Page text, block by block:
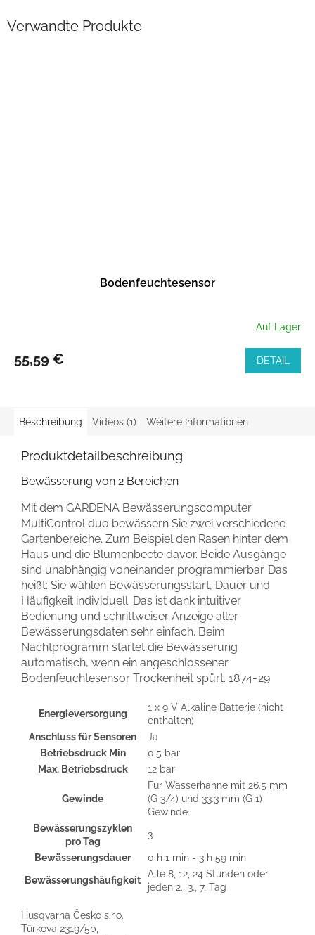
Verwandte Produkte
Bodenfeuchtesensor
Auf Lager
55,59 € DETAIL
Beschreibung Videos (1) Weitere Informationen
Produktdetailbeschreibung
Bewässerung von 2 Bereichen
Mit dem GARDENA Bewässerungscomputer
MultiControl duo bewässern Sie zwei verschiedene
Gartenbereiche. Zum Beispiel den Rasen hinter dem
Haus und die Blumenbeete davor. Beide Ausgänge
sind unabhängig voneinander programmierbar. Das
heißt: Sie wählen Bewässerungsstart, Dauer und
Häufigkeit individuell. Das ist dank intuitiver
Bedienung und schrittweiser Anzeige aller
Bewässerungsdaten sehr einfach. Beim
Nachtprogramm startet die Bewässerung
automatisch, wenn ein angeschlossener
Bodenfeuchtesensor Trockenheit spürt. 1874-29
Energieversorgung
1 x 9 V Alkaline Batterie (nicht
enthalten)
Anschluss für Sensoren
Ja
Betriebsdruck Min
0.5 bar
Max. Betriebsdruck
12 bar
Gewinde
Für Wasserhähne mit 26.5 mm
(G 3/4) und 33.3 mm (G 1)
Gewinde.
Bewässerungszyklen
pro Tag
3
Bewässerungsdauer
0 h 1 min - 3 h 59 min
Bewässerungshäufigkeit
Alle 8, 12, 24 Stunden oder
jeden 2., 3., 7. Tag
Husqvarna Česko s.r.o.
Türkova 2319/5b,